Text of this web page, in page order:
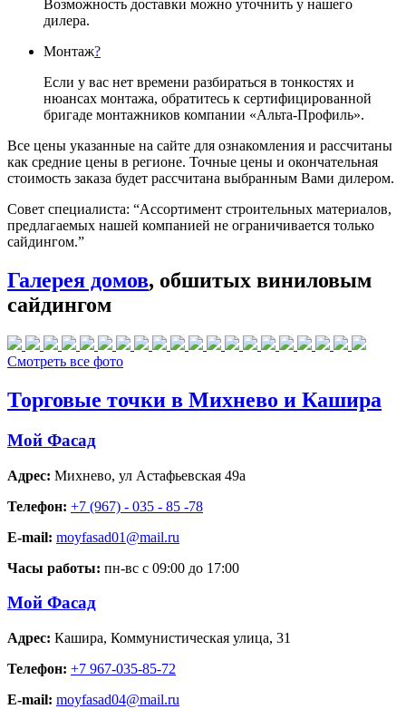
Возможность доставки можно уточнить у нашего
дилера.
Монтаж?
Если у вас нет времени разбираться в тонкостях и
нюансах монтажа, обратитесь к сертифицированной
бригаде монтажников компании «Альта-Профиль».
Все цены указанные на сайте для ознакомления и рассчитаны
как средние цены в регионе. Точные цены и окончательная
стоимость заказа будет рассчитана выбранным Вами дилером.
Совет специалиста: “Ассортимент строительных материалов,
предлагаемых нашей компанией не ограничивается только
сайдингом.”
Галерея домов, обшитых виниловым
сайдингом
Смотреть все фото
Торговые точки в Михнево и Кашира
Мой Фасад
Адрес: Михнево, ул Астафьевская 49а
Телефон: +7 (967) - 035 - 85 -78
E-mail: moyfasad01@mail.ru
Часы работы: пн-вс с 09:00 до 17:00
Мой Фасад
Адрес: Кашира, Коммунистическая улица, 31
Телефон: +7 967-035-85-72
E-mail: moyfasad04@mail.ru